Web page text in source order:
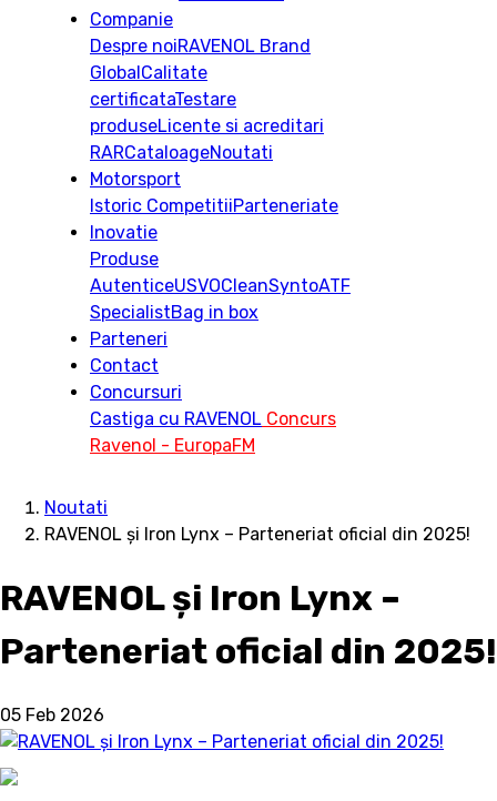
Companie
Despre noiRAVENOL Brand
GlobalCalitate
certificataTestare
produseLicente si acreditari
RARCataloageNoutati
Motorsport
Istoric CompetitiiParteneriate
Inovatie
Produse
AutenticeUSVOCleanSyntoATF
SpecialistBag in box
Parteneri
Contact
Concursuri
Castiga cu RAVENOL Concurs
Ravenol - EuropaFM
Noutati
RAVENOL și Iron Lynx – Parteneriat oficial din 2025!
RAVENOL și Iron Lynx –
Parteneriat oficial din 2025!
05 Feb 2026